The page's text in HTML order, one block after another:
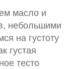
масло и
небольшими
на густоту
густая
тесто